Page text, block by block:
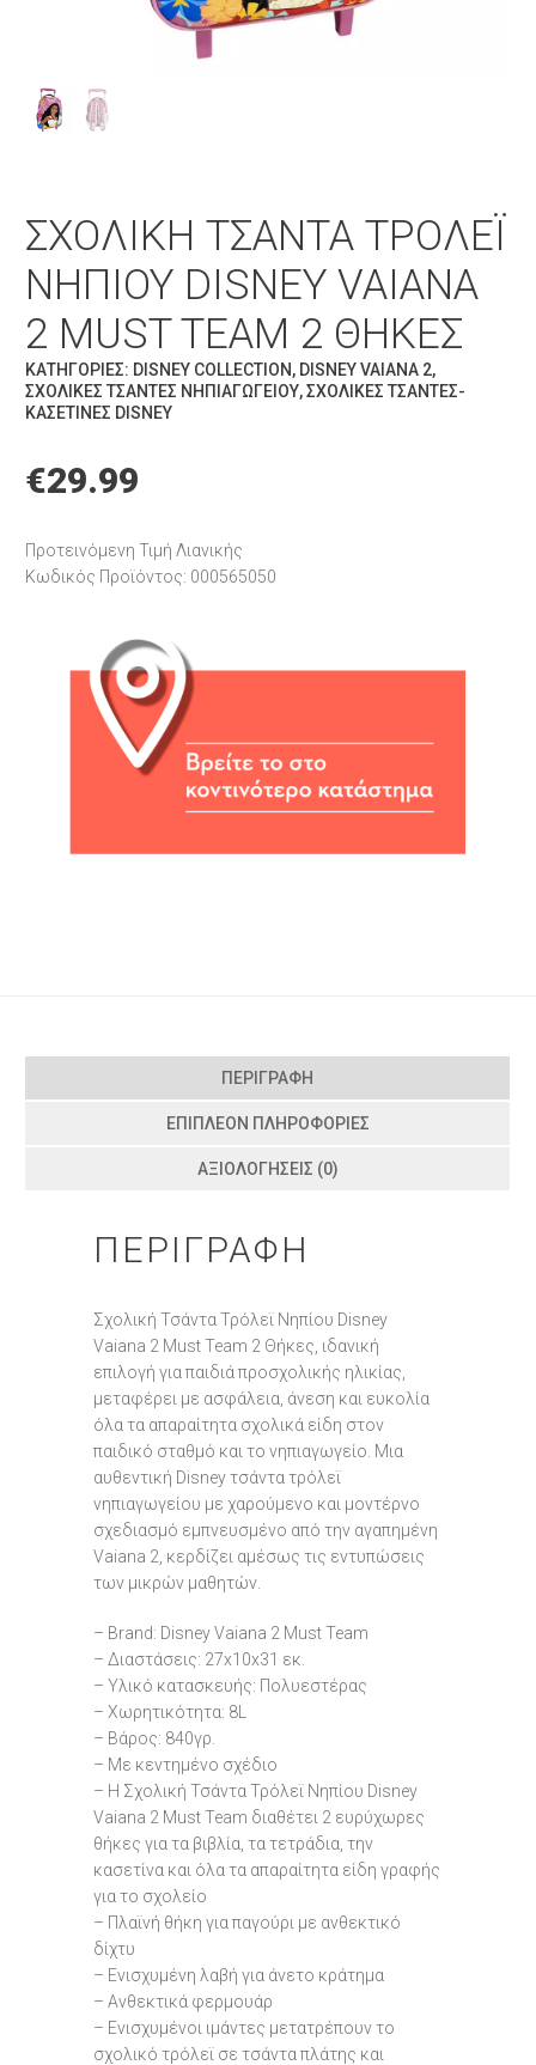
ΣΧΟΛΙΚΉ ΤΣΆΝΤΑ ΤΡΌΛΕΪ
ΝΗΠΊΟΥ DISNEY VAIANA
2 MUST TEAM 2 ΘΉΚΕΣ
ΚΑΤΗΓΟΡΊΕΣ: DISNEY COLLECTION, DISNEY VAIANA 2,
ΣΧΟΛΙΚΈΣ ΤΣΆΝΤΕΣ ΝΗΠΙΑΓΩΓΕΊΟΥ,ΣΧΟΛΙΚΈΣ ΤΣΆΝΤΕΣ-
ΚΑΣΕΤΊΝΕΣ DISNEY
€29.99
Προτεινόμενη Τιμή Λιανικής
Κωδικός Προϊόντος: 000565050
ΠΕΡΙΓΡΑΦΉ
ΕΠΙΠΛΈΟΝ ΠΛΗΡΟΦΟΡΊΕΣ
ΑΞΙΟΛΟΓΉΣΕΙΣ (0)
ΠΕΡΙΓΡΑΦΉ
Σχολική Τσάντα Τρόλεϊ Νηπίου Disney
Vaiana 2 Must Team 2 Θήκες, ιδανική
επιλογή για παιδιά προσχολικής ηλικίας,
μεταφέρει με ασφάλεια, άνεση και ευκολία
όλα τα απαραίτητα σχολικά είδη στον
παιδικό σταθμό και το νηπιαγωγείο. Μια
αυθεντική Disney τσάντα τρόλεϊ
νηπιαγωγείου με χαρούμενο και μοντέρνο
σχεδιασμό εμπνευσμένο από την αγαπημένη
Vaiana 2, κερδίζει αμέσως τις εντυπώσεις
των μικρών μαθητών.
– Brand: Disney Vaiana 2 Must Team
– Διαστάσεις: 27x10x31 εκ.
– Υλικό κατασκευής: Πολυεστέρας
– Χωρητικότητα: 8L
– Βάρος: 840γρ.
– Με κεντημένο σχέδιο
– H Σχολική Τσάντα Τρόλεϊ Νηπίου Disney
Vaiana 2 Must Team διαθέτει 2 ευρύχωρες
θήκες για τα βιβλία, τα τετράδια, την
κασετίνα και όλα τα απαραίτητα είδη γραφής
για το σχολείο
– Πλαϊνή θήκη για παγούρι με ανθεκτικό
δίχτυ
– Ενισχυμένη λαβή για άνετο κράτημα
– Ανθεκτικά φερμουάρ
– Ενισχυμένοι ιμάντες μετατρέπουν το
σχολικό τρόλεϊ σε τσάντα πλάτης και